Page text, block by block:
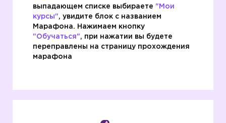
выпадающем списке выбираете "Мои
курсы", увидите блок с названием
Марафона. Нажимаем кнопку
"Обучаться", при нажатии вы будете
переправлены на страницу прохождения
марафона